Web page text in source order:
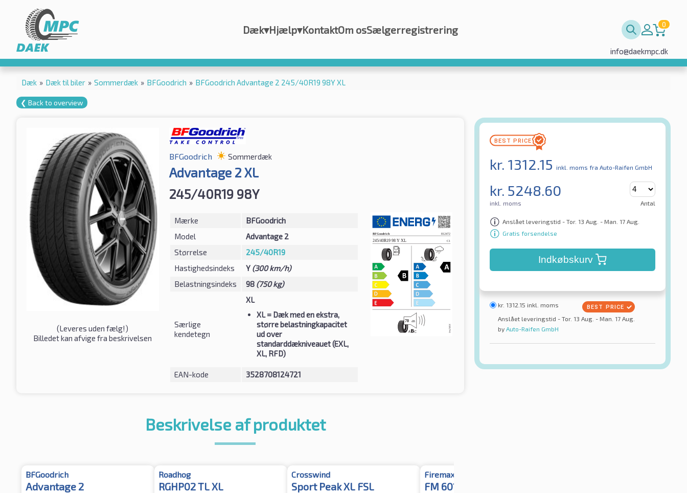
Dæk▾Hjælp▾KontaktOm osSælgerregistrering 0
info@daekmpc.dk
Dæk » Dæk til biler » Sommerdæk » BFGoodrich » BFGoodrich Advantage 2 245/40R19 98Y XL
❮ Back to overview
(Leveres uden fælg!)
Billedet kan afvige fra beskrivelsen
BFGoodrich Sommerdæk
Advantage 2 XL
245/40R19 98Y
Mærke
BFGoodrich
Model
Advantage 2
Størrelse
245/40R19
Hastighedsindeks
Y (300 km/h)
Belastningsindeks
98 (750 kg)
Særlige
kendetegn
XL
XL= Dæk med en ekstra,
større belastningkapacitet
ud over
standarddækniveauet (EXL,
XL, RFD)
EAN-kode 3528708124721
kr. 1312.15 inkl. moms fra Auto-Raifen GmbH
kr. 5248.60
inkl. moms Antal
Anslået leveringstid - Tor. 13 Aug. - Man. 17 Aug.
Gratis forsendelse
Indkøbskurv
kr. 1312.15 inkl. moms
Anslået leveringstid - Tor. 13 Aug. - Man. 17 Aug.
by Auto-Raifen GmbH
Beskrivelse af produktet
BFGoodrich
Advantage 2
Roadhog
RGHP02 TL XL
Crosswind
Sport Peak XL FSL
Firemax
FM 601 XL